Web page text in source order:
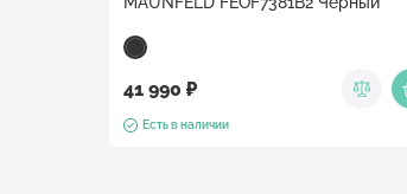
41 990 ₽
Есть в наличии